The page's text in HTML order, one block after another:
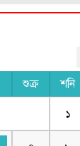
শুক্র শনি
১